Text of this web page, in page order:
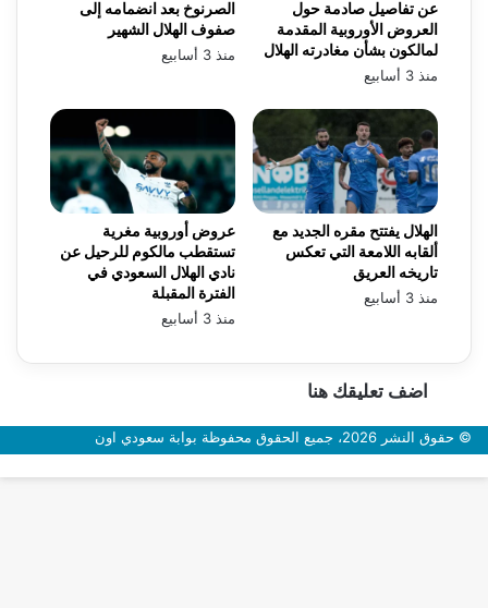
الصرنوخ بعد انضمامه إلى
صفوف الهلال الشهير
منذ 3 أسابيع
عن تفاصيل صادمة حول
العروض الأوروبية المقدمة
لمالكون بشأن مغادرته الهلال
منذ 3 أسابيع
عروض أوروبية مغرية
تستقطب مالكوم للرحيل عن
نادي الهلال السعودي في
الفترة المقبلة
منذ 3 أسابيع
الهلال يفتتح مقره الجديد مع
ألقابه اللامعة التي تعكس
تاريخه العريق
منذ 3 أسابيع
اضف تعليقك هنا
© حقوق النشر 2026، جميع الحقوق محفوظة بوابة سعودي اون